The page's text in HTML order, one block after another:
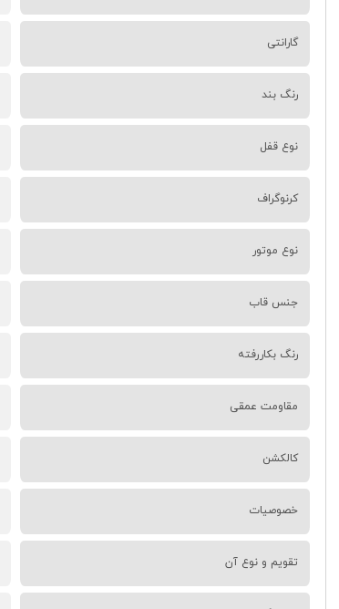
گارانتی
رنگ بند
نوع قفل
کرنوگراف
نوع موتور
جنس قاب
رنگ بکاررفته
مقاومت عمقی
کالکشن
خصوصیات
تقویم و نوع آن